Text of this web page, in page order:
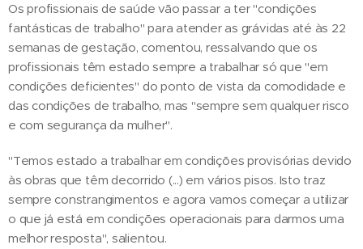
Os profissionais de saúde vão passar a ter "condições
fantásticas de trabalho" para atender as grávidas até às 22
semanas de gestação, comentou, ressalvando que os
profissionais têm estado sempre a trabalhar só que "em
condições deficientes" do ponto de vista da comodidade e
das condições de trabalho, mas "sempre sem qualquer risco
e com segurança da mulher".
"Temos estado a trabalhar em condições provisórias devido
às obras que têm decorrido (...) em vários pisos. Isto traz
sempre constrangimentos e agora vamos começar a utilizar
o que já está em condições operacionais para darmos uma
melhor resposta", salientou.